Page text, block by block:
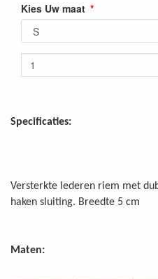
Kies Uw maat
Specificaties:
Versterkte lederen riem met
haken sluiting. Breedte 5 cm
Maten: